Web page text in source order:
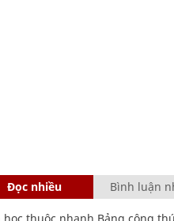
Đọc nhiều Bình luận